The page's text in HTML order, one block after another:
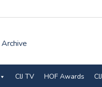
Archive
CIJ TV HOF Awards